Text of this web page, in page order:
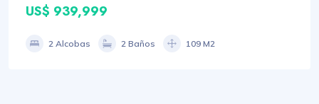
US$ 939,999
2 Alcobas 2 Baños 109 M2